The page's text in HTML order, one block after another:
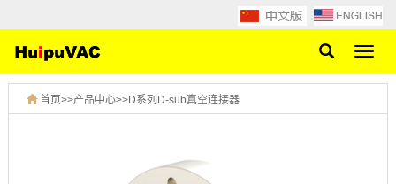
网
导
首页>>产品中心>>D系列D-sub真空连接器